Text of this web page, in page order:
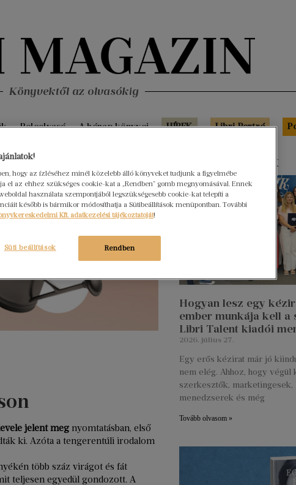
Könyvektől az olvasókig
Beleolvasó A hónap könyvei HÍREK Libri Portré
jelent meg nyomtatásban, első
ki. Azóta a tengerentúli irodalom
több száz virágot és fát
teljesen egyedül gondozott. A
Friss cikkeink
Hogyan lesz egy
ember munkája kell a
Libri Talent kiadói
2026. július 27.
Egy erős kézirat már jó
nem elég. Ahhoz, hogy
szerkesztők,
menedzserek és még
Tovább olvasom »
hogy az ízléséhez minél közelebb álló könyveket tudjunk a figyelmébe
el az ehhez szükséges cookie-kat a „Rendben” gomb megnyomásával. Ennek
használata szempontjából legszükségesebb cookie-kat telepíti a
később is bármikor módosíthatja a Sütibeállítások menüpontban. További
Kft. adatkezelési tájékoztatóját!
Rendben
Süti beállítások